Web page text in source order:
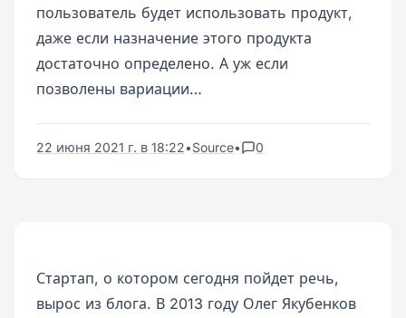
пользователь будет использовать продукт,
даже если назначение этого продукта
достаточно определено. А уж если
позволены вариации…
22 июня 2021 г. в 18:22•Source• 0
Стартап, о котором сегодня пойдет речь,
вырос из блога. В 2013 году Олег Якубенков